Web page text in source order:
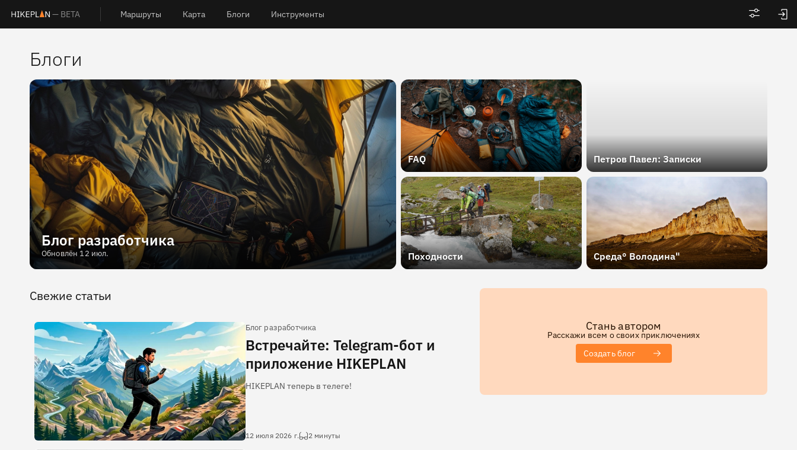
— BETA Маршруты Карта Блоги Инструменты
Блоги
Блог разработчика
Обновлён 12 июл.
FAQ Петров Павел: Записки
Походности Среда° Володина"
Свежие статьи
Блог разработчика
Встречайте: Telegram-бот и
приложение HIKEPLAN
HIKEPLAN теперь в телеге!
12 июля 2026 г. 2 минуты
Стань автором
Расскажи всем о своих приключениях
Создать блог